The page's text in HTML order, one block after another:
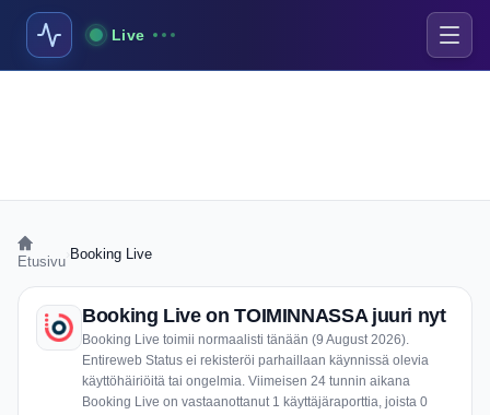
Live
Etusivu Booking Live
Booking Live on TOIMINNASSA juuri nyt
Booking Live toimii normaalisti tänään (9 August 2026).
Entireweb Status ei rekisteröi parhaillaan käynnissä olevia
käyttöhäiriöitä tai ongelmia. Viimeisen 24 tunnin aikana
Booking Live on vastaanottanut 1 käyttäjäraporttia, joista 0